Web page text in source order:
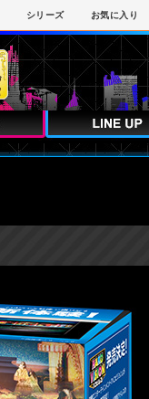
シリーズ お気に入り